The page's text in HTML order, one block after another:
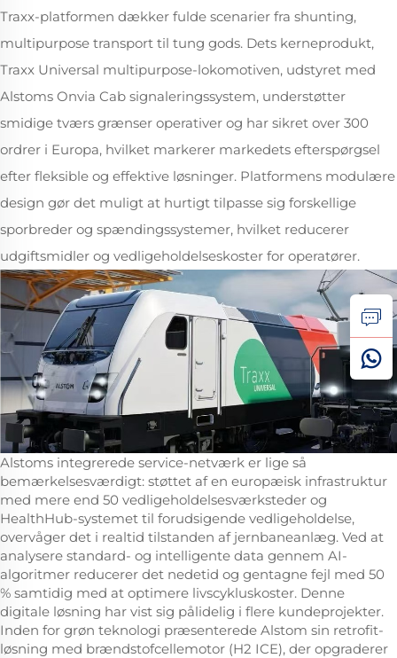
Traxx-platformen dækker fulde scenarier fra shunting,
multipurpose transport til tung gods. Dets kerneprodukt,
Traxx Universal multipurpose-lokomotiven, udstyret med
Alstoms Onvia Cab signaleringssystem, understøtter
smidige tværs grænser operativer og har sikret over 300
ordrer i Europa, hvilket markerer markedets efterspørgsel
efter fleksible og effektive løsninger. Platformens modulære
design gør det muligt at hurtigt tilpasse sig forskellige
sporbreder og spændingssystemer, hvilket reducerer
udgiftsmidler og vedligeholdelseskoster for operatører.
Alstoms integrerede service-netværk er lige så
bemærkelsesværdigt: støttet af en europæisk infrastruktur
med mere end 50 vedligeholdelsesværksteder og
HealthHub-systemet til forudsigende vedligeholdelse,
overvåger det i realtid tilstanden af jernbaneanlæg. Ved at
analysere standard- og intelligente data gennem AI-
algoritmer reducerer det nedetid og gentagne fejl med 50
% samtidig med at optimere livscykluskoster. Denne
digitale løsning har vist sig pålidelig i flere kundeprojekter.
Inden for grøn teknologi præsenterede Alstom sin retrofit-
løsning med brændstofcellemotor (H2 ICE), der opgraderer